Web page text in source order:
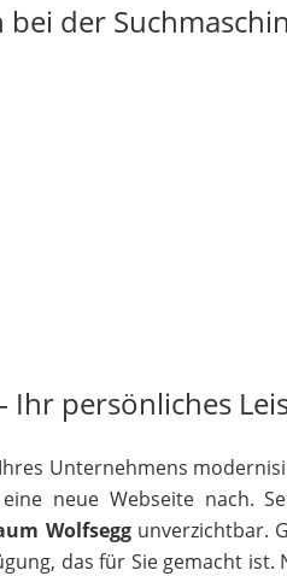
bei der
Ihr persönliches
Unternehmens
neue Webseite nach.
Wolfseggunverzichtbar.
das für Sie gemacht